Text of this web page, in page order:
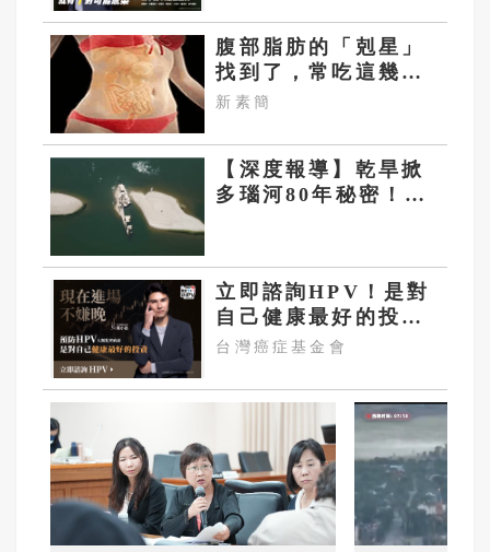
腹部脂肪的「剋星」
找到了，常吃這幾
物，吃走大肚囊，瘦
新素簡
【深度報導】乾旱掀
多瑙河80年秘密！納
清障救航運命脈
立即諮詢HPV！是對
自己健康最好的投
資，把握現在不嫌
台灣癌症基金會